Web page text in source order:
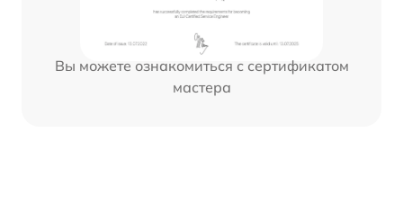
Вы можете ознакомиться с сертификатом
мастера